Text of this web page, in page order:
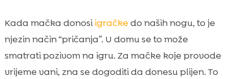
Kada mačka donosiigračke do naših nogu, to je
njezin način “pričanja”. U domu se to može
smatrati pozivom na igru. Za mačke koje provode
vrijeme vani, zna se dogoditi da donesu plijen. To